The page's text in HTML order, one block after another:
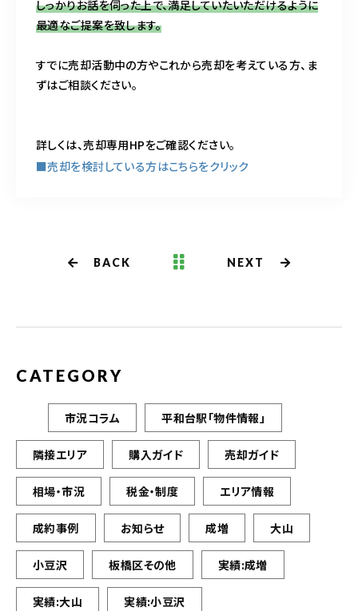
しっかりお話を伺った上で、満足していたいただけるように
最適なご提案を致します。
すでに売却活動中の方やこれから売却を考えている方、ま
ずはご相談ください。
詳しくは、売却専用HPをご確認ください。
■売却を検討している方はこちらをクリック
BACK NEXT
CATEGORY
市況コラム 平和台駅「物件情報」
隣接エリア 購入ガイド 売却ガイド
相場・市況 税金・制度 エリア情報
成約事例 お知らせ 成増 大山
小豆沢 板橋区その他 実績:成増
実績:大山 実績:小豆沢